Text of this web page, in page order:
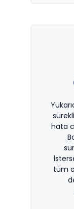
hata
tüm